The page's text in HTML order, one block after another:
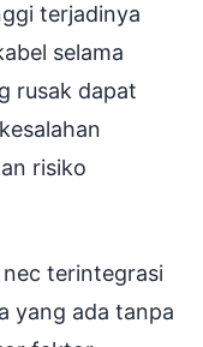
terjadinya
selama
rusak dapat
risiko
terintegrasi
yang ada tanpa